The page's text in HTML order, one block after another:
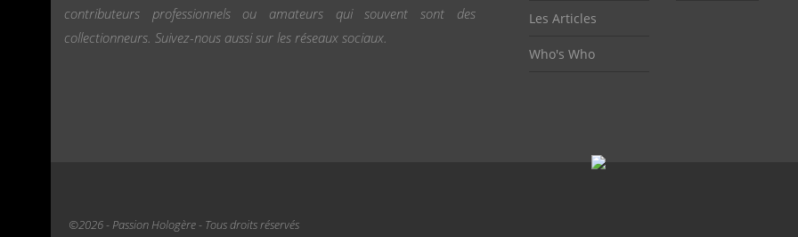
contributeurs professionnels ou amateurs qui souvent sont des
collectionneurs. Suivez-nous aussi sur les réseaux sociaux.
Les Articles
Who's Who
©2026 - Passion Hologère - Tous droits réservés